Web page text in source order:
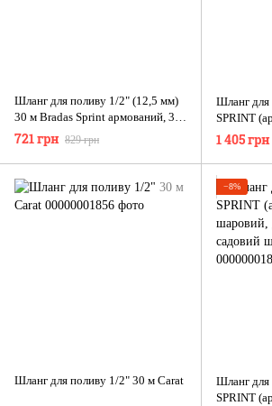
Шланг для поливу 1/2" (12,5 мм)
30 м Bradas Sprint армований, 3
шари, до 8 бар
721 грн 829 грн
Шланг
SPRINT
до 8 бар)
шланг для
1 405 грн
Шланг для поливу 1/2" 30 м Carat
−8%
Шланг
SPRINT